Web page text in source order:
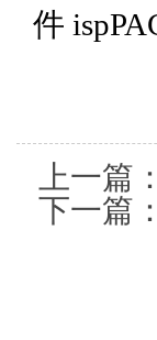
件
上一篇
下一篇